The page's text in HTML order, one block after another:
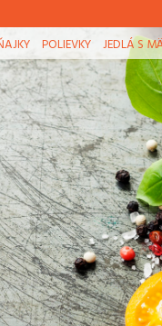
POLIEVKY JEDLÁ S